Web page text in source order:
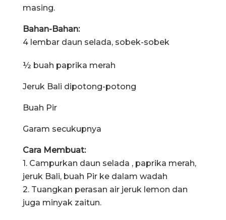
masing.
Bahan-Bahan:
4 lembar daun selada, sobek-sobek
½ buah paprika merah
Jeruk Bali dipotong-potong
Buah Pir
Garam secukupnya
Cara Membuat:
1. Campurkan daun selada , paprika merah,
jeruk Bali, buah Pir ke dalam wadah
2. Tuangkan perasan air jeruk lemon dan
juga minyak zaitun.